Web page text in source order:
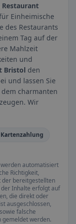
Restaurant
Einheimische
des Restaurants
Tag auf der
Mahlzeit
und
Bristol den
und lassen Sie
charmanten
Wir
automatisiert
Richtigkeit,
der bereitgestellten
Inhalte erfolgt auf
die direkt oder
ausgeschlossen,
falsche
gemeldet werden.